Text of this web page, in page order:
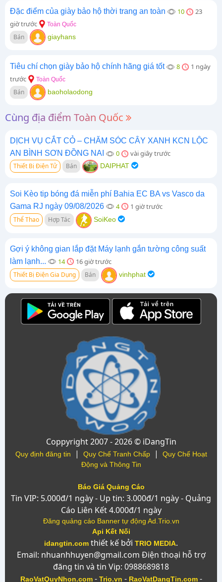
Đặc điểm của giày bảo hộ thời trang an toàn 10
23
giờ trước
Toàn Quốc
Bán giayhans
Tiêu chí chọn giày bảo hộ chính hãng giá tốt 8
1 ngày
trước
Toàn Quốc
Bán baoholaodong
Cùng địa điểm Toàn Quốc
DỊCH VỤ CẮT CỎ – CHĂM SÓC CÂY XANH KCN LỘC
AN BÌNH SƠN ĐỒNG NAI
0 vài giây trước
Thiết Bị Điện Tử Bán DAIPHAT
Soi Kèo tip bóng đá miễn phí Bahia EC BA vs Vasco da
Gama RJ ngày 09/08/2026
4 1 giờ trước
Thể Thao Hợp Tác SoiKeo
Gợi ý không gian lắp đặt Máy lạnh gắn tường công suất
làm lạnh...
14 16 giờ trước
Thiết Bị Điện Gia Dụng Bán vinhphat
Coppyright 2007 - 2026 © iDangTin
Quy định đăng tin | Quy Chế Tranh Chấp|
Quy Chế Hoạt
Động và Thông Tin
Báo Giá Quảng Cáo
Tin VIP: 5.000đ/1 ngày - Up tin: 3.000đ/1 ngày - Quảng
Cáo Liên Kết 4.000đ/1 ngày
Đăng quảng cáo Banner tự động Ad.Trio.vn
Api Kết Nối
idangtin.com thiết kế bởi TRIO MEDIA.
Email: nhuanhhuyen@gmail.com Điện thoại hỗ trợ
đăng tin và tin Vip: 0988689818
RaoVatQuyNhon.com- Trio.vn - RaoVatDangTin.com-